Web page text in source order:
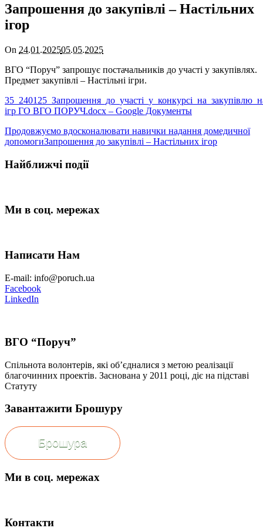
Запрошення до закупівлі – Настільних
ігор
On 24.01.202505.05.2025
ВГО “Поруч” запрошує постачальників до участі у закупівлях.
Предмет закупівлі – Настільні ігри.
ігр ГО ВГО ПОРУЧ.docx – Google Документы
Продовжуємо вдосконалювати навички надання домедичної
допомогиЗапрошення до закупівлі – Настільних ігор
Найближчі події
Ми в соц. мережах
Написати Нам
E-mail: info@poruch.ua
Facebook
LinkedIn
ВГО “Поруч”
Спільнота волонтерів, які об’єдналися з метою реалізації
благочинних проектів. Заснована у 2011 році, діє на підставі
Статуту
Завантажити Брошуру
Брошура
Ми в соц. мережах
Контакти